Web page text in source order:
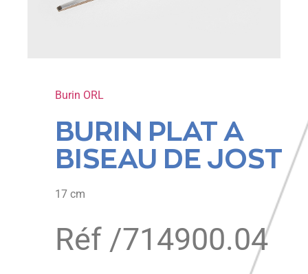
Burin ORL
BURIN PLAT A
BISEAU DE JOST
17 cm
Réf /714900.04